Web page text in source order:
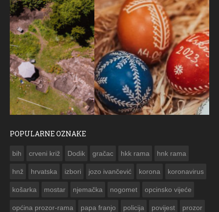
POPULARNE OZNAKE
bih crveni križ Dodik gračac hkk rama hnk rama
hnž hrvatska izbori jozo ivančević korona koronavirus
košarka mostar njemačka nogomet opcinsko vijeće
općina prozor-rama papa franjo policija povijest prozor